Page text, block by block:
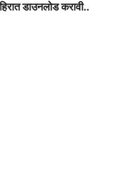
डाउनलोड करावी..